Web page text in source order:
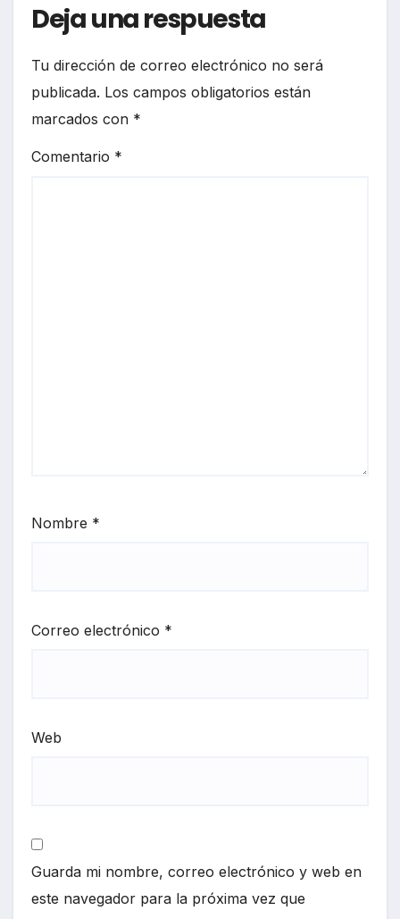
Deja una respuesta
Tu dirección de correo electrónico no será
publicada. Los campos obligatorios están
marcados con *
Comentario *
Nombre *
Correo electrónico *
Web
Guarda mi nombre, correo electrónico y web en
este navegador para la próxima vez que